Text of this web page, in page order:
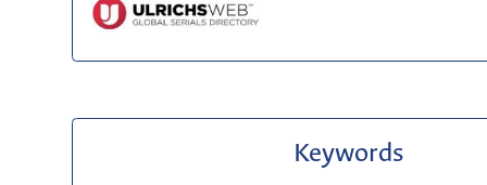
Keywords